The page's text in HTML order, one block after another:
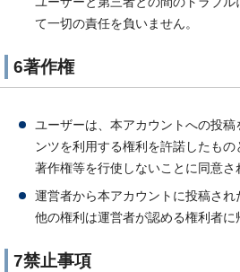
て一切の責任を負いません。
6著作権
ユーザーは、本アカウントへの投
ンツを利用する権利を許諾したも
著作権等を行使しないことに同意さ
運営者から本アカウントに投稿さ
他の権利は運営者が認める権利者に
7禁止事項